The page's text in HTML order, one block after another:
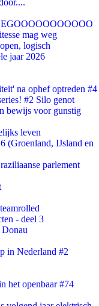
mag weg
logisch
jaar 2026
na ophef optreden #4
#2 Silo genot
bewijs voor gunstig
leven
(Groenland, IJsland en
parlement
- deel 3
in Nederland #2
het openbaar #74